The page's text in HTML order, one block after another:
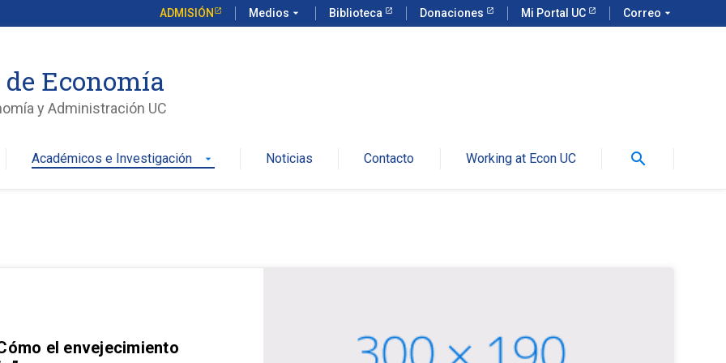
ADMISIÓN Medios arrow_drop_down Biblioteca Donaciones Mi Portal UC Correo arrow_drop_down
Economía
y Administración UC
Académicos e Investigación arrow_drop_down Noticias Contacto Working at Econ UC search
el envejecimiento